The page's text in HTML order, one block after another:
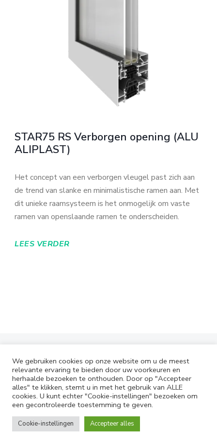
STAR75 RS Verborgen opening (ALU
ALIPLAST)
Het concept van een verborgen vleugel past zich aan
de trend van slanke en minimalistische ramen aan. Met
dit unieke raamsysteem is het onmogelijk om vaste
ramen van openslaande ramen te onderscheiden.
LEES VERDER
Voor al uw vragen en/of
opmerkingen
We gebruiken cookies op onze website om u de meest
relevante ervaring te bieden door uw voorkeuren en
herhaalde bezoeken te onthouden. Door op "Accepteer
alles" te klikken, stemt u in met het gebruik van ALLE
cookies. U kunt echter "Cookie-instellingen" bezoeken om
een gecontroleerde toestemming te geven.
Cookie-instellingen Accepteer alles